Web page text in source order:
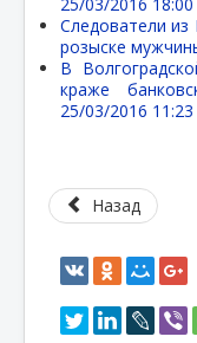
Следователи
розыске
В
краже
25/03/2016 11:23
Назад